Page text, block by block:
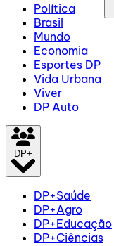
Política
Brasil
Mundo
Economia
Esportes DP
Vida Urbana
Viver
DP Auto
DP+
DP+Saúde
DP+Agro
DP+Educação
DP+Ciências